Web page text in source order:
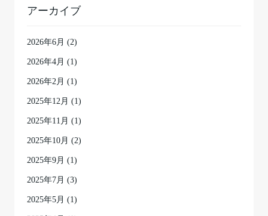
アーカイブ
2026年6月 (2)
2026年4月 (1)
2026年2月 (1)
2025年12月 (1)
2025年11月 (1)
2025年10月 (2)
2025年9月 (1)
2025年7月 (3)
2025年5月 (1)